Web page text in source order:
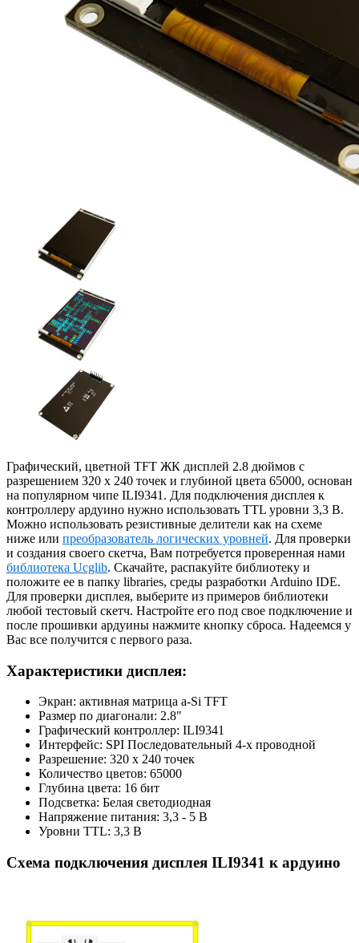
Графический, цветной TFT ЖК дисплей 2.8 дюймов с
разрешением 320 x 240 точек и глубиной цвета 65000, основан
на популярном чипе ILI9341. Для подключения дисплея к
контроллеру ардуино нужно использовать TTL уровни 3,3 В.
Можно использовать резистивные делители как на схеме
ниже или преобразователь логических уровней. Для проверки
и создания своего скетча, Вам потребуется проверенная нами
библиотека Ucglib. Скачайте, распакуйте библиотеку и
положите ее в папку libraries, среды разработки Arduino IDE.
Для проверки дисплея, выберите из примеров библиотеки
любой тестовый скетч. Настройте его под свое подключение и
после прошивки ардуины нажмите кнопку сброса. Надеемся у
Вас все получится с первого раза.
Характеристики дисплея:
Экран: активная матрица a-Si TFT
Размер по диагонали: 2.8"
Графический контроллер: ILI9341
Интерфейс: SPI Последовательный 4-х проводной
Разрешение: 320 x 240 точек
Количество цветов: 65000
Глубина цвета: 16 бит
Подсветка: Белая светодиодная
Напряжение питания: 3,3 - 5 В
Уровни TTL: 3,3 В
Схема подключения дисплея ILI9341 к ардуино